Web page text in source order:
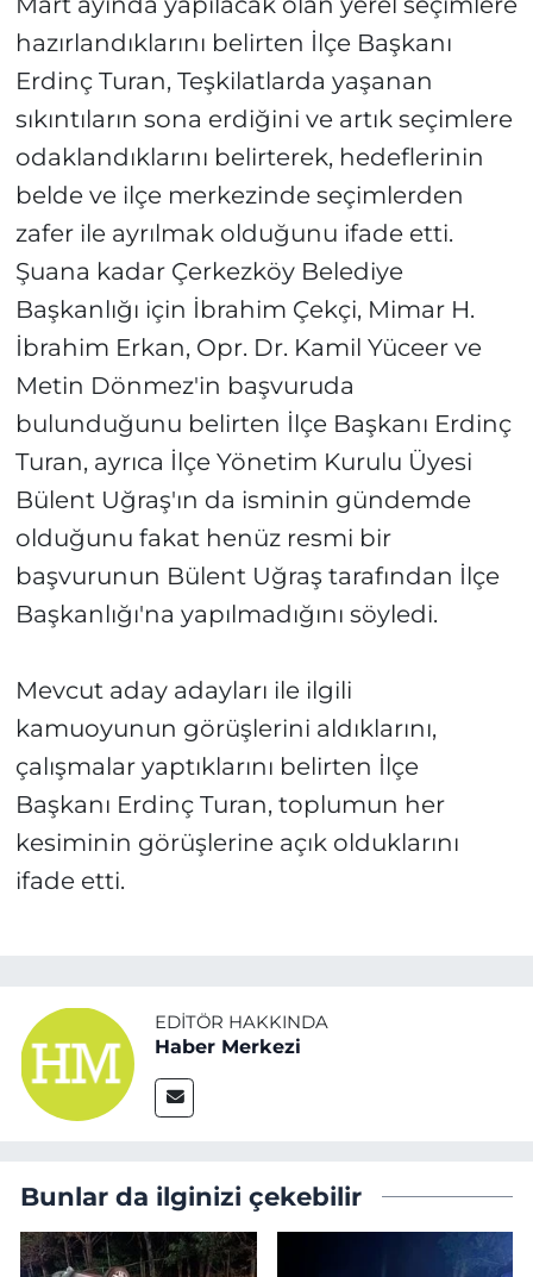
hazırlandıklarını belirten İlçe Başkanı
Erdinç Turan, Teşkilatlarda yaşanan
sıkıntıların sona erdiğini ve artık seçimlere
odaklandıklarını belirterek, hedeflerinin
belde ve ilçe merkezinde seçimlerden
zafer ile ayrılmak olduğunu ifade etti.
Şuana kadar Çerkezköy Belediye
Başkanlığı için İbrahim Çekçi, Mimar H.
İbrahim Erkan, Opr. Dr. Kamil Yüceer ve
Metin Dönmez'in başvuruda
bulunduğunu belirten İlçe Başkanı Erdinç
Turan, ayrıca İlçe Yönetim Kurulu Üyesi
Bülent Uğraş'ın da isminin gündemde
olduğunu fakat henüz resmi bir
başvurunun Bülent Uğraş tarafından İlçe
Başkanlığı'na yapılmadığını söyledi.
Mevcut aday adayları ile ilgili
kamuoyunun görüşlerini aldıklarını,
çalışmalar yaptıklarını belirten İlçe
Başkanı Erdinç Turan, toplumun her
kesiminin görüşlerine açık olduklarını
ifade etti.
EDITÖR HAKKINDA
Haber Merkezi
Bunlar da ilginizi çekebilir